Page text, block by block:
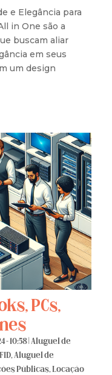
e Elegância para
in One são a
buscam aliar
em seus
um design
PCs,
- 10:58 |Aluguel de
,Aluguel de
Públicas,Locação